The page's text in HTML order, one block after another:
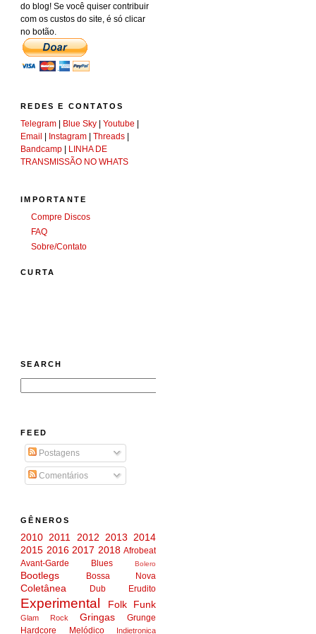
do blog! Se você quiser contribuir
com os custos do site, é só clicar
no botão.
REDES E CONTATOS
Telegram | Blue Sky |Youtube |
Email | Instagram |Threads |
Bandcamp | LINHA DE
TRANSMISSÃO NO WHATS
IMPORTANTE
Compre Discos
FAQ
Sobre/Contato
CURTA
SEARCH
FEED
Postagens
Comentários
GÊNEROS
2010 2011 2012 2013 2014
2015 2016 2017 2018 Afrobeat
Avant-Garde
Blues Bolero
Bootlegs Bossa Nova
Coletânea Dub Erudito
Experimental Folk Funk
Glam Rock Gringas
Grunge
Hardcore Melódico
Indietronica